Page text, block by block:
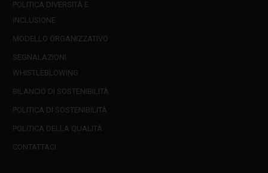
POLITICA DIVERSITÀ E
INCLUSIONE
MODELLO ORGANIZZATIVO
SEGNALAZIONI
WHISTLEBLOWING
BILANCIO DI SOSTENIBILITÀ
POLITICA DI SOSTENIBILITÀ
POLITICA DELLA QUALITÀ
CONTATTACI